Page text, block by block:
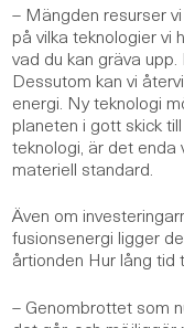
– Mängden resurser
på vilka teknologier vi
vad du kan gräva
Dessutom kan vi
energi. Ny teknologi
planeten i gott skick
teknologi, är det enda
materiell standard.
Även om
fusionsenergi ligger
årtionden Hur lång tid
– Genombrottet som